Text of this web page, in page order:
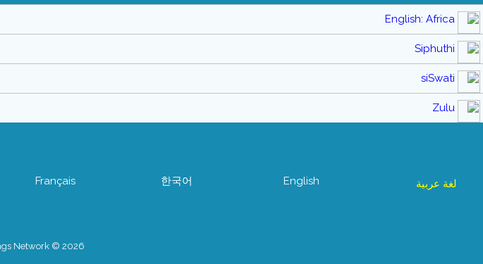
English: Africa
Siphuthi
siSwati
Zulu
لغة عربية English
한국어
Français
Network © 2026